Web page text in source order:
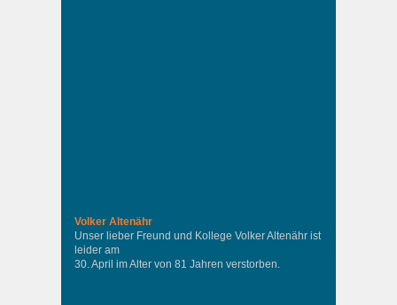
Volker Altenähr
Unser lieber Freund und Kollege Volker Altenähr ist
leider am
30. April im Alter von 81 Jahren verstorben.